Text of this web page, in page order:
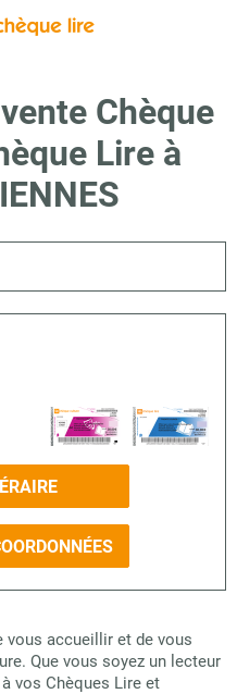
Chèque
Lire à
vous accueillir et de vous
Que vous soyez un lecteur
vos Chèques Lire et